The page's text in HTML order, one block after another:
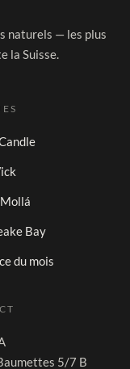
naturels — les plus
la Suisse.
Bay
du mois
5/7 B